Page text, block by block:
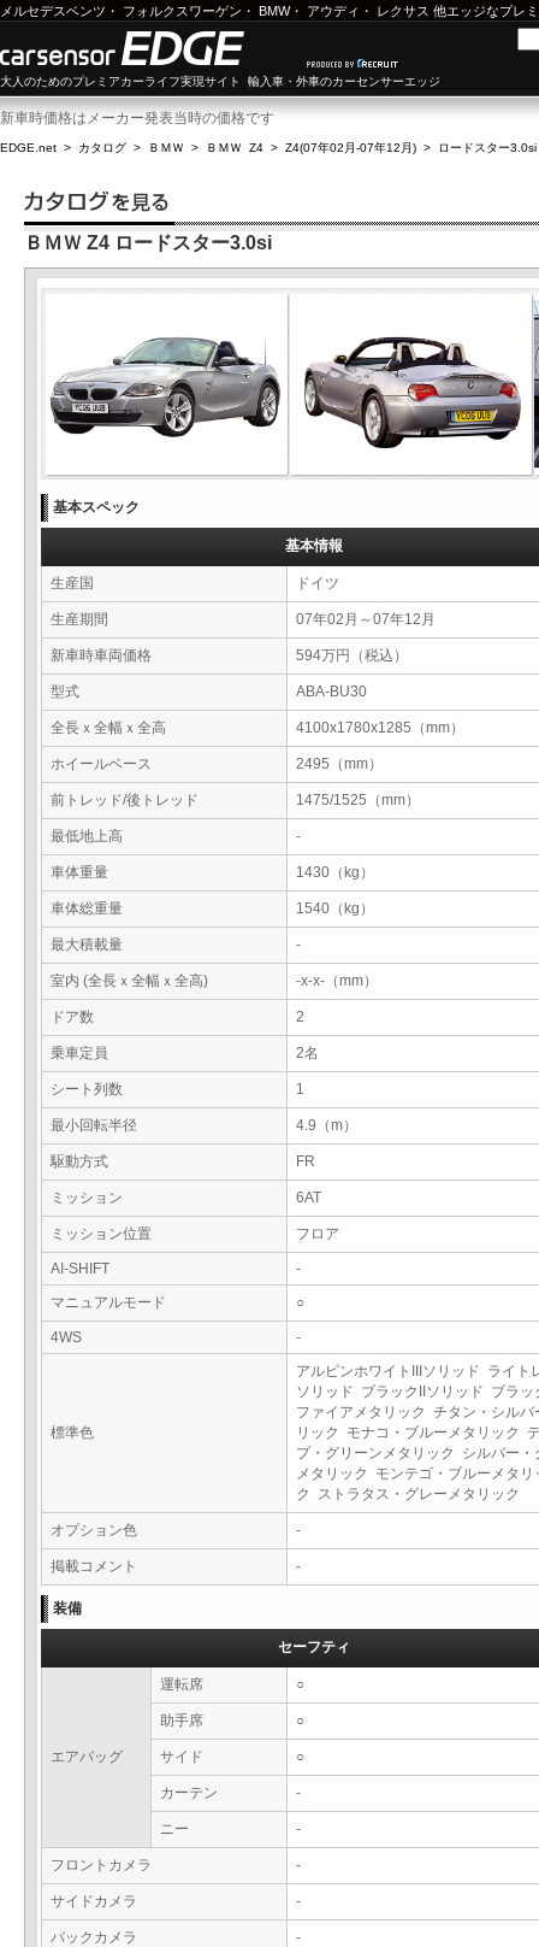
メルセデスベンツ ・ フォルクスワーゲン ・ BMW・ アウディ ・ レクサス 他エッジなプレ
大人のためのプレミアカーライフ実現サイト 輸入車・外車のカーセンサーエッジ
新車時価格はメーカー発表当時の価格です
EDGE.net > カタログ > ＢＭＷ > ＢＭＷ Z4 > Z4(07年02月-07年12月) > ロードスター3.0si
ＢＭＷ Z4 ロードスター3.0si
基本スペック
基本情報
生産国 ドイツ
生産期間 07年02月～07年12月
新車時車両価格 594万円（税込）
型式 ABA-BU30
全長ｘ全幅ｘ全高 4100x1780x1285（mm）
ホイールベース 2495（mm）
前トレッド/後トレッド 1475/1525（mm）
最低地上高 -
車体重量 1430（kg）
車体総重量 1540（kg）
最大積載量 -
室内 (全長ｘ全幅ｘ全高) -x-x-（mm）
ドア数 2
乗車定員 2名
シート列数 1
最小回転半径 4.9（m）
駆動方式 FR
ミッション 6AT
ミッション位置 フロア
AI-SHIFT
-
マニュアルモード
○
4WS -
標準色
アルピンホワイトIIIソリッド ライト
ソリッド ブラックIIソリッド ブラッ
ファイアメタリック チタン・シルバ
リック モナコ・ブルーメタリック
プ・グリーンメタリック シルバー・
メタリック モンテゴ・ブルーメタリ
ク ストラタス・グレーメタリック
オプション色 -
掲載コメント -
装備
セーフティ
エアバッグ
運転席 ○
助手席 ○
サイド ○
カーテン -
ニー -
フロントカメラ -
サイドカメラ -
バックカメラ -